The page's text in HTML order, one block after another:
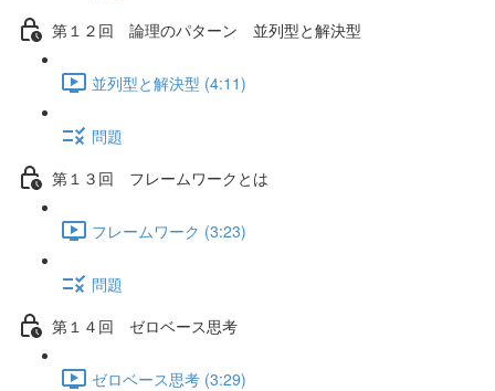
第１２回 論理のパターン 並列型と解決型
並列型と解決型 (4:11)
問題
第１３回 フレームワークとは
フレームワーク (3:23)
問題
第１４回 ゼロベース思考
ゼロベース思考 (3:29)